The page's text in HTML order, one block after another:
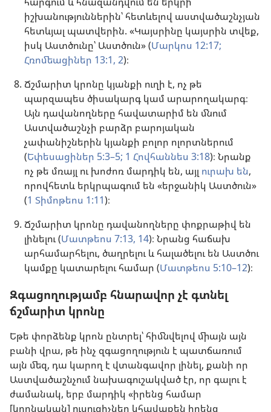
իշխանություններին՝ հետևելով աստվածաշնչյան
հետևյալ պատվերին. «Կայսրինը կայսրին տվեք,
իսկ Աստծունը՝ Աստծուն» (Մարկոս 12:17;
Հռոմեացիներ 13:1, 2)։
Ճշմարիտ կրոնը կյանքի ուղի է, ոչ թե
պարզապես ծիսակարգ կամ արարողակարգ։
Այն դավանողները հավատարիմ են մնում
Աստվածաշնչի բարձր բարոյական
չափանիշներին կյանքի բոլոր ոլորտներում
(Եփեսացիներ 5:3–5; 1 Հովհաննես 3:18)։ Նրանք
ոչ թե մռայլ ու խոժոռ մարդիկ են, այլ ուրախ են,
որովհետև երկրպագում են «երջանիկ Աստծուն»
(1 Տիմոթեոս 1:11)։
Ճշմարիտ կրոնը դավանողները փոքրաթիվ են
լինելու (Մատթեոս 7:13, 14)։ Նրանց հաճախ
արհամարհելու, ծաղրելու և հալածելու են Աստծու
կամքը կատարելու համար (Մատթեոս 5:10–12)։
Զգացողությամբ հնարավոր չէ գտնել
ճշմարիտ կրոնը
Եթե փորձենք կրոն ընտրել՝ հիմնվելով միայն այն
բանի վրա, թե ինչ զգացողություն է պատճառում
այն մեզ, դա կարող է վտանգավոր լինել, քանի որ
Աստվածաշնչում նախագուշակված էր, որ գալու է
ժամանակ, երբ մարդիկ «իրենց համար
[կրոնական] ուսուցիչներ կհավաքեն իրենց